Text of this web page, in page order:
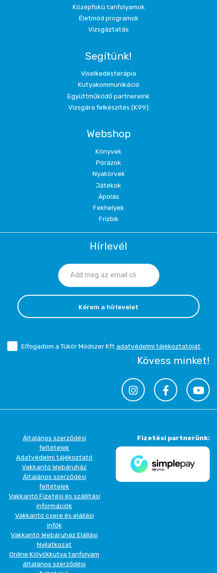
Középfokú tanfolyamok
Életmód programok
Vizsgáztatás
Segítünk!
Viselkedésterápia
Kutyakommunikáció
Együttműködő partnereink
Vizsgára felkészítés (K99)
Webshop
Könyvek
Pórázok
Nyakörvek
Játékok
Ápolás
Fekhelyek
Frizbik
Hírlevél
Kérem a hírlevelet
Elfogadom a Tükör Módszer Kft adatvédelmi tájékoztatóját
Kövess minket!
Általános szerződési
feltételek
Adatvédelmi tájékoztató
Vakkantó Webáruház
Általános szerződési
feltételek
Vakkantó Fizetési és szállítási
információk
Vakkantó csere és elállási
infók
Vakkantó Webáruház Elállási
Nyilatkozat
Online Kölyökkutya tanfolyam
általános szerződési
Fizetési partnerünk: